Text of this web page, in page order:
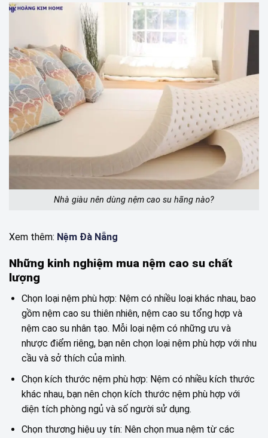
Nhà giàu nên dùng nệm cao su hãng nào?
Xem thêm: Nệm Đà Nẵng
Những kinh nghiệm mua nệm cao su chất
lượng
Chọn loại nệm phù hợp: Nệm có nhiều loại khác nhau, bao
gồm nệm cao su thiên nhiên, nệm cao su tổng hợp và
nệm cao su nhân tạo. Mỗi loại nệm có những ưu và
nhược điểm riêng, bạn nên chọn loại nệm phù hợp với nhu
cầu và sở thích của mình.
Chọn kích thước nệm phù hợp: Nệm có nhiều kích thước
khác nhau, bạn nên chọn kích thước nệm phù hợp với
diện tích phòng ngủ và số người sử dụng.
Chọn thương hiệu uy tín: Nên chọn mua nệm từ các